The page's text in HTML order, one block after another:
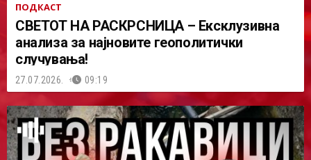
ПОДКАСТ
СВЕТОТ НА РАСКРСНИЦА – Ексклузивна
анализа за најновите геополитички
случувања!
27.07.2026. 09:19